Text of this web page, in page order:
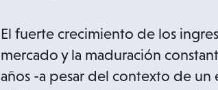
El fuerte crecimiento de los
mercado y la maduración
años -a pesar del contexto de